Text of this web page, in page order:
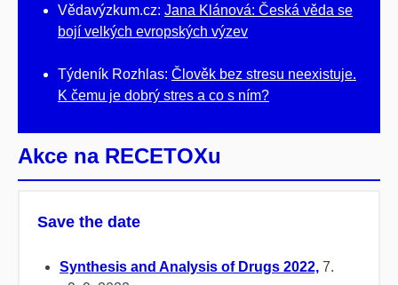
Vědavýzkum.cz: Jana Klánová: Česká věda se
bojí velkých evropských výzev
Týdeník Rozhlas: Člověk bez stresu neexistuje.
K čemu je dobrý stres a co s ním?
Akce na RECETOXu
Save the date
Synthesis and Analysis of Drugs 2022, 7.